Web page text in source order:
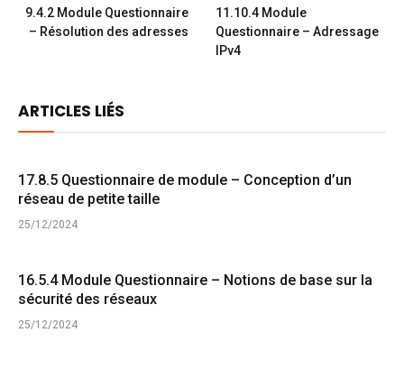
9.4.2 Module Questionnaire
– Résolution des adresses
11.10.4 Module
Questionnaire – Adressage
IPv4
ARTICLES LIÉS
17.8.5 Questionnaire de module – Conception d’un
réseau de petite taille
25/12/2024
16.5.4 Module Questionnaire – Notions de base sur la
sécurité des réseaux
25/12/2024